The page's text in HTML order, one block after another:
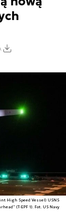
High Speed Vessel) USNS
(T-EPF 1). Fot. US Navy